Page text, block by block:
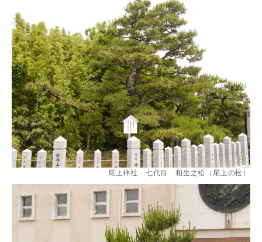
尾上神社 七代目 相生之松（尾上の松）